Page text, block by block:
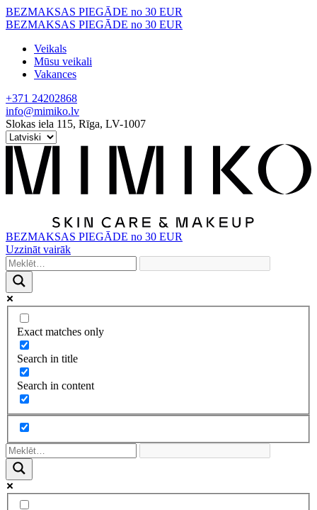
Skip
to
BEZMAKSAS PIEGĀDE no 30 EUR
BEZMAKSAS PIEGĀDE no 30 EUR
Veikals
Mūsu veikali
Vakances
+371 24202868
info@mimiko.lv
Slokas iela 115, Rīga, LV-1007
BEZMAKSAS PIEGĀDE no 30 EUR
Uzzināt vairāk
Exact matches only
Search in title
Search in content